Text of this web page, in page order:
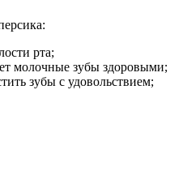
рта;
молочные зубы здоровыми;
зубы с удовольствием;